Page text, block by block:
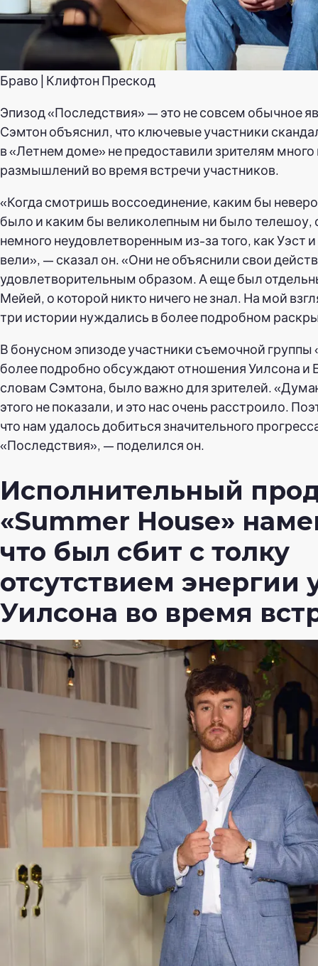
Браво | Клифтон Прескод
Эпизод «Последствия» — это не совсем обычное
Сэмтон объяснил, что ключевые участники
в «Летнем доме» не предоставили зрителям
размышлений во время встречи участников.
«Когда смотришь воссоединение, каким бы
было и каким бы великолепным ни было телешоу,
немного неудовлетворенным из-за того, как Уэст
вели», — сказал он. «Они не объяснили свои
удовлетворительным образом. А еще был
Мейей, о которой никто ничего не знал. На мой
три истории нуждались в более подробном
В бонусном эпизоде участники съемочной группы
более подробно обсуждают отношения Уилсона и
словам Сэмтона, было важно для зрителей.
этого не показали, и это нас очень расстроило.
что нам удалось добиться значительного
«Последствия», — поделился он.
Исполнительный
«Summer House»
что был сбит с толку
отсутствием энергии
Уилсона во время